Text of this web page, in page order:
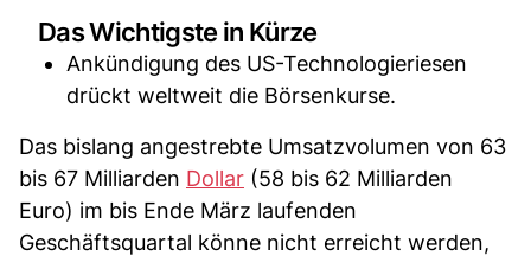
Das Wichtigste in Kürze
Ankündigung des US-Technologieriesen
drückt weltweit die Börsenkurse.
Das bislang angestrebte Umsatzvolumen von 63
bis 67 Milliarden Dollar (58 bis 62 Milliarden
Euro) im bis Ende März laufenden
Geschäftsquartal könne nicht erreicht werden,